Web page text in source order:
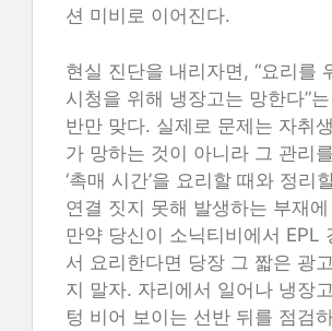
션 미비로 이어진다.
현실 진단을 내리자면, “요리를
시청을 위해 냉장고는 망한다”
반만 맞다. 실제로 문제는 자취
가 망하는 것이 아니라 그 관리
‘촉매 시간’을 요리할 때와 정리
연결 짓지 못해 발생하는 부재
만약 당신이 소닉티비에서 EPL
서 요리한다면 당장 그 짧은 광
지 말자. 자리에서 일어나 냉장
텅 비어 보이는 선반 뒤를 점검